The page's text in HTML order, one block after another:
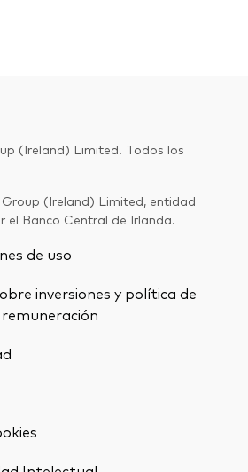
(Ireland) Limited. Todos los
(Ireland) Limited, entidad
el Banco Central de Irlanda.
de uso
inversiones y política de
remuneración